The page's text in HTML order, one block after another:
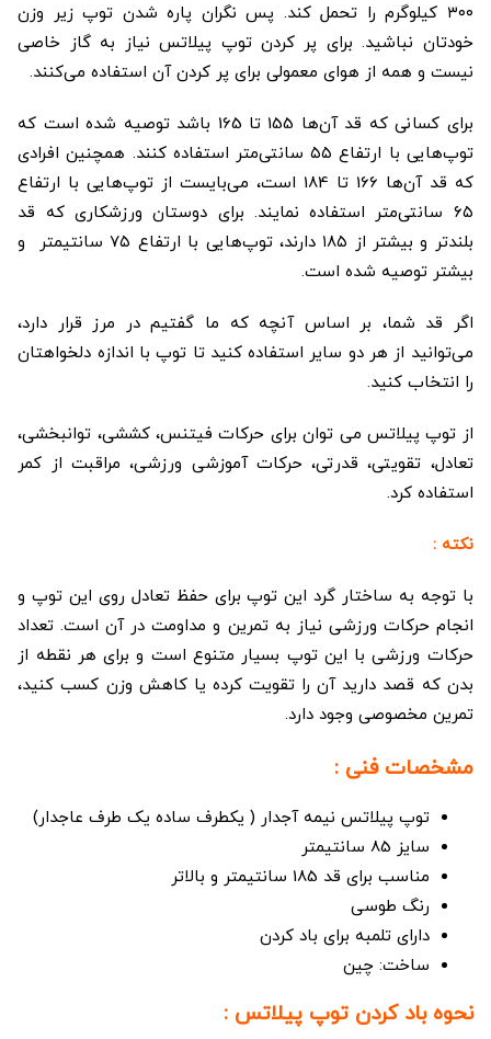
۳۰۰ کیلوگرم را تحمل کند. پس نگران پاره شدن توپ زیر وزن
خودتان نباشید. برای پر کردن توپ پیلاتس نیاز به گاز خاصی
نیست و همه از هوای معمولی برای پر کردن آن استفاده می‌کنند.
برای کسانی که قد آن‌ها 155 تا 165 باشد توصیه شده است که
توپ‌هایی با ارتفاع ۵۵ سانتی‌متر استفاده کنند. همچنین افرادی
که قد آن‌ها 166 تا 184 است، می‌بایست از توپ‌هایی با ارتفاع
۶۵ سانتی‌متر استفاده نمایند. برای دوستان ورزشکاری که قد
بلندتر و بیشتر از ۱۸۵ دارند، توپ‌هایی با ارتفاع ۷۵ سانتیمتر و
بیشتر توصیه شده است.
اگر قد شما، بر اساس آنچه که ما گفتیم در مرز قرار دارد،
می‌توانید از هر دو سایر استفاده کنید تا توپ با اندازه دلخواهتان
را انتخاب کنید.
از توپ پیلاتس می توان برای حرکات فیتنس، کششی، توانبخشی،
تعادل، تقویتی، قدرتی، حرکات آموزشی ورزشی، مراقبت از کمر
استفاده کرد.
نکته :
با توجه به ساختار گرد این توپ برای حفظ تعادل روی این توپ و
انجام حرکات ورزشی نیاز به تمرین و مداومت در آن است. تعداد
حرکات ورزشی با این توپ بسیار متنوع است و برای هر نقطه از
بدن که قصد دارید آن را تقویت کرده یا کاهش وزن کسب کنید،
تمرین مخصوصی وجود دارد.
مشخصات فنی :
توپ پیلاتس نیمه آجدار ( یکطرف ساده یک طرف عاجدار)
سایز 85 سانتیمتر
مناسب برای قد 185 سانتیمتر و بالاتر
رنگ طوسی
دارای تلمبه برای باد کردن
ساخت: چین
نحوه باد کردن توپ پیلاتس :